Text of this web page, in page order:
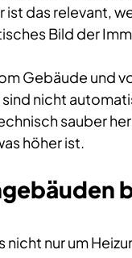
das relevant,
Bild der
Gebäude und
nicht
sauber
höher ist.
nicht nur um